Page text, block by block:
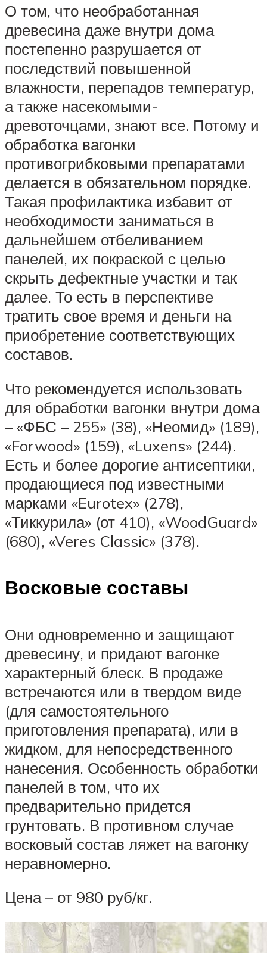
О том, что необработанная
древесина даже внутри дома
постепенно разрушается от
последствий повышенной
влажности, перепадов температур,
а также насекомыми-
древоточцами, знают все. Потому и
обработка вагонки
противогрибковыми препаратами
делается в обязательном порядке.
Такая профилактика избавит от
необходимости заниматься в
дальнейшем отбеливанием
панелей, их покраской с целью
скрыть дефектные участки и так
далее. То есть в перспективе
тратить свое время и деньги на
приобретение соответствующих
составов.
Что рекомендуется использовать
для обработки вагонки внутри дома
– «ФБС – 255» (38), «Неомид» (189),
«Forwood» (159), «Luxens» (244).
Есть и более дорогие антисептики,
продающиеся под известными
марками «Eurotex» (278),
«Тиккурила» (от 410), «WoodGuard»
(680), «Veres Classic» (378).
Восковые составы
Они одновременно и защищают
древесину, и придают вагонке
характерный блеск. В продаже
встречаются или в твердом виде
(для самостоятельного
приготовления препарата), или в
жидком, для непосредственного
нанесения. Особенность обработки
панелей в том, что их
предварительно придется
грунтовать. В противном случае
восковый состав ляжет на вагонку
неравномерно.
Цена – от 980 руб/кг.